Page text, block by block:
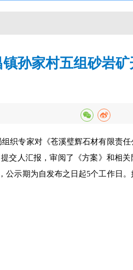
孙家村五组砂岩
织专家对《苍溪璧辉石材有限责任
交人汇报，审阅了《方案》和相关
公示期为自发布之日起5个工作日。